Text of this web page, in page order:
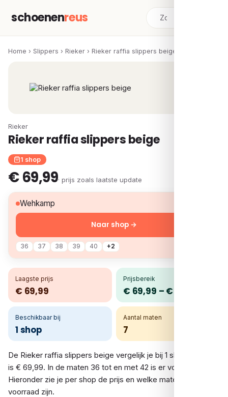
schoenenreus
Home › Slippers › Rieker › Rieker raffia slippers beige
Rieker
Rieker raffia slippers beige
1 shop
€ 69,99· prijs zoals laatste update
Wehkamp
36 37 38 39 40 +2
Naar shop →
Laagste prijs
€ 69,99
Prijsbereik
€ 69,99 – € 69,99
Beschikbaar bij
1 shop
Aantal maten
7
De Rieker raffia slippers beige vergelijk je bij 1 shop. De prijs
is € 69,99. In de maten 36 tot en met 42 is er voorraad.
Hieronder zie je per shop de prijs en welke maten op
voorraad zijn.